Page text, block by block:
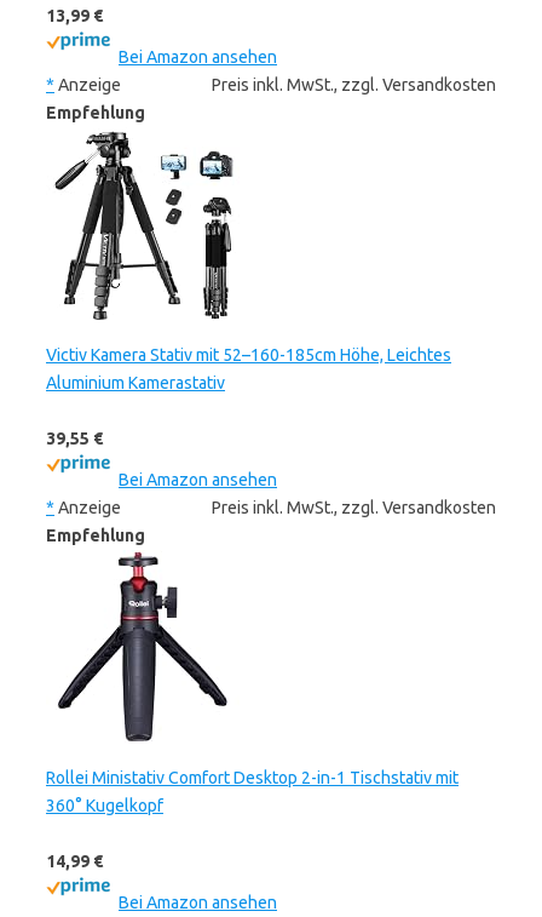
13,99 €
Bei Amazon ansehen
* Anzeige
Preis inkl. MwSt., zzgl. Versandkosten
Empfehlung
Victiv Kamera Stativ mit 52–160-185cm Höhe, Leichtes
Aluminium Kamerastativ
39,55 €
Bei Amazon ansehen
* Anzeige
Preis inkl. MwSt., zzgl. Versandkosten
Empfehlung
Rollei Ministativ Comfort Desktop 2-in-1 Tischstativ mit
360° Kugelkopf
14,99 €
Bei Amazon ansehen